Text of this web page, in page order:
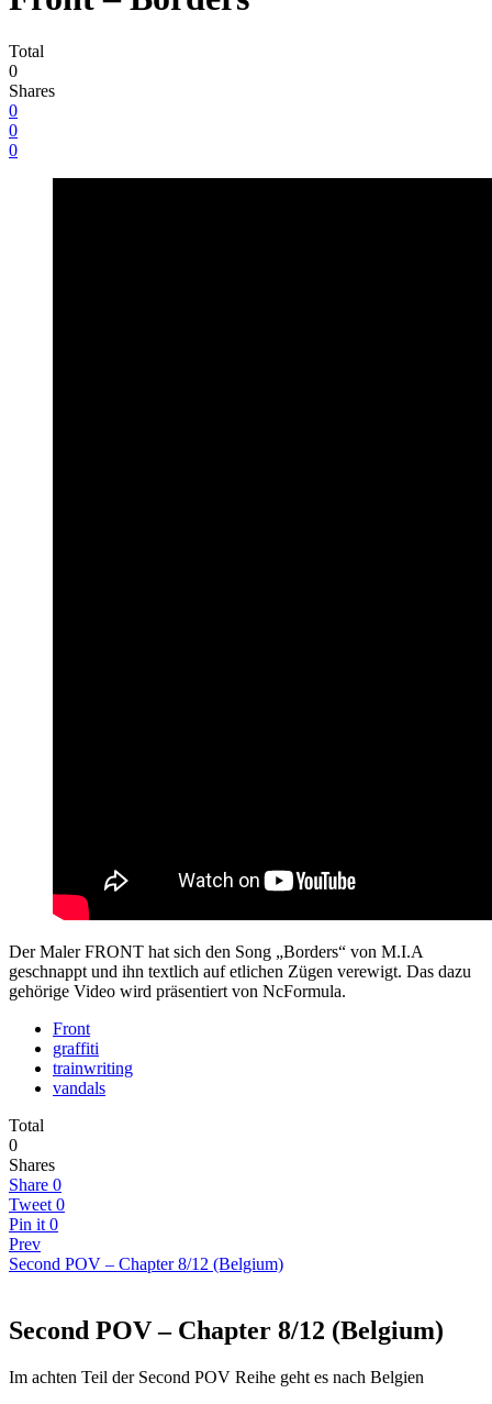
Total
0
Shares
0
0
0
Der Maler FRONT hat sich den Song „Borders“ von M.I.A
geschnappt und ihn textlich auf etlichen Zügen verewigt. Das dazu
gehörige Video wird präsentiert von NcFormula.
Front
graffiti
trainwriting
vandals
Total
0
Shares
Share 0
Tweet 0
Pin it 0
Prev
Second POV – Chapter 8/12 (Belgium)
Second POV – Chapter 8/12 (Belgium)
Im achten Teil der Second POV Reihe geht es nach Belgien